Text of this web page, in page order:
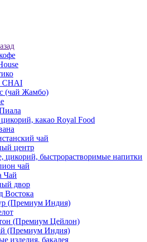
CHAI
(чай Жамбо)
какао Royal Food
чай
центр
цикорий, быстрорастворимые напитки
чай
Чай
двор
Востока
(Премиум Индия)
(Премиум Цейлон)
(Премиум Индия)
изделия, бакалея